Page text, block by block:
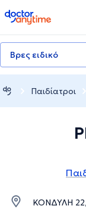
doctoranytime
Βρες ειδικό
Παιδίατροι
ΚΟΝΔΥΛΗ